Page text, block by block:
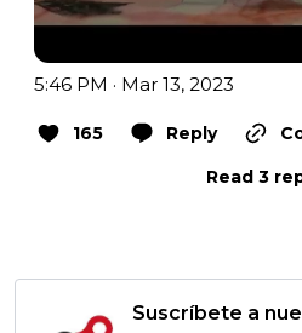
5:46 PM · Mar 13, 2023
165 Reply
Read 3
Suscríbete a